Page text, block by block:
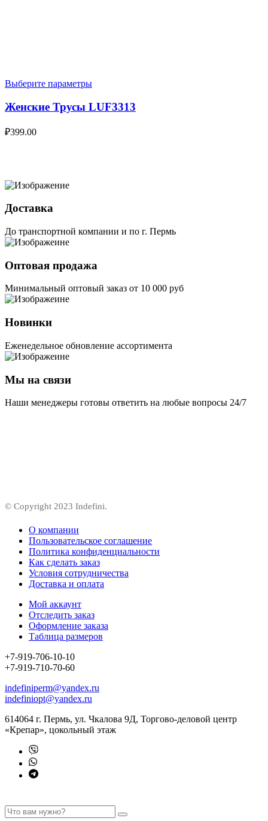
Выберите параметры
Женские Трусы LUF3313
₽399.00
Доставка
До транспортной компании и по г. Пермь
Оптовая продажа
Минимальный оптовый заказ от 10 000 руб
Новинки
Еженедельное обновление ассортимента
Мы на связи
Наши менеджеры готовы ответить на любые вопросы 24/7
© Copyright 2023 Indefini.
О компании
Пользовательское соглашение
Политика конфиденциальности
Как сделать заказ
Условия сотрудничества
Доставка и оплата
Мой аккаунт
Отследить заказ
Оформление заказа
Таблица размеров
+7-919-706-10-10
+7-919-710-70-60
indefiniperm@yandex.ru
indefiniopt@yandex.ru
614064 г. Пермь, ул. Чкалова 9Д, Торгово-деловой центр
«Крепар», цокольный этаж